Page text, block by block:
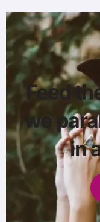
Feed
we
in